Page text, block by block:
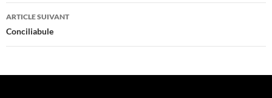
articles
ARTICLE SUIVANT
Conciliabule